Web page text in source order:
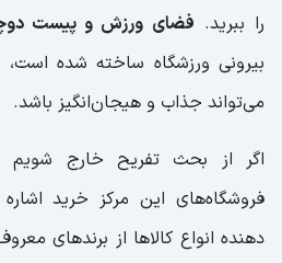
را ببرید. فضای ورزش و پیست
بیرونی ورزشگاه ساخته شده است،
می‌تواند جذاب و هیجان‌انگیز باشد.
اگر از بحث تفریح خارج شویم
فروشگاه‌های این مرکز خرید
دهنده انواع کالاها از برند‌های